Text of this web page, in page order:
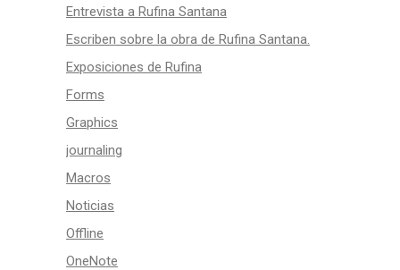
Entrevista a Rufina Santana
Escriben sobre la obra de Rufina Santana.
Exposiciones de Rufina
Forms
Graphics
journaling
Macros
Noticias
Offline
OneNote